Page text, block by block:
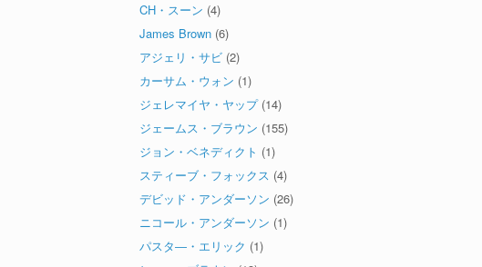
CH・スーン (4)
James Brown (6)
アジェリ・サビ (2)
カーサム・ウォン (1)
ジェレマイヤ・ヤップ(14)
ジェームス・ブラウン (155)
ジョン・ベネディクト (1)
スティーブ・フォックス (4)
デビッド・アンダーソン (26)
ニコール・アンダーソン (1)
パスタ―・エリック (1)